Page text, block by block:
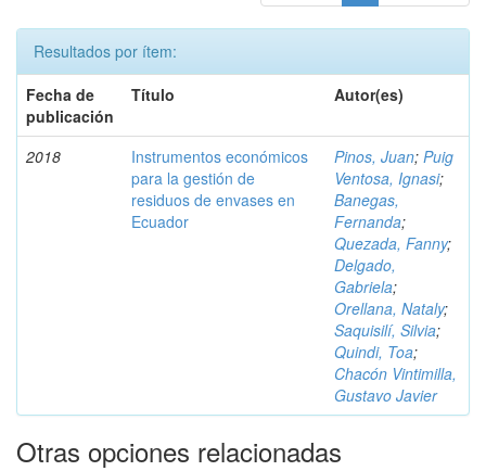
Resultados por ítem:
Fecha de
publicación
Título Autor(es)
2018
Instrumentos económicos
para la gestión de
residuos de envases en
Ecuador
Pinos, Juan; Puig
Ventosa, Ignasi;
Banegas,
Fernanda;
Quezada, Fanny;
Delgado,
Gabriela;
Orellana, Nataly;
Saquisilí, Silvia;
Quindi, Toa;
Chacón Vintimilla,
Gustavo Javier
Otras opciones relacionadas